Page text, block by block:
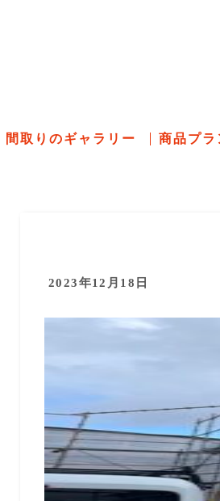
間取りのギャラリー 商品プラ
2023年12月18日